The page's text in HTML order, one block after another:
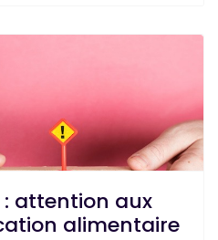
: attention aux
alimentaire